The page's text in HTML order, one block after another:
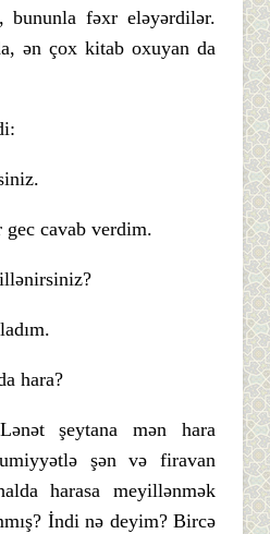
bununla fəxr eləyərdilər.
ən çox kitab oxuyan da
cavab verdim.
hara?
Lənət şeytana mən hara
şən və firavan
harasa meyillənmək
İndi nə deyim? Bircə